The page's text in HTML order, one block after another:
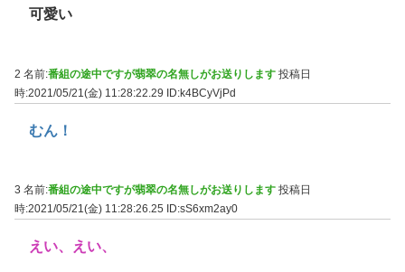
可愛い
2 名前:番組の途中ですが翡翠の名無しがお送りします 投稿日
時:2021/05/21(金) 11:28:22.29 ID:k4BCyVjPd
むん！
3 名前:番組の途中ですが翡翠の名無しがお送りします 投稿日
時:2021/05/21(金) 11:28:26.25
ID:sS6xm2ay0
えい、えい、